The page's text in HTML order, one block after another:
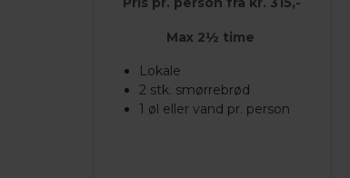
Max 2½ time
Lokale
2 stk. smørrebrød
1 øl eller vand pr. person